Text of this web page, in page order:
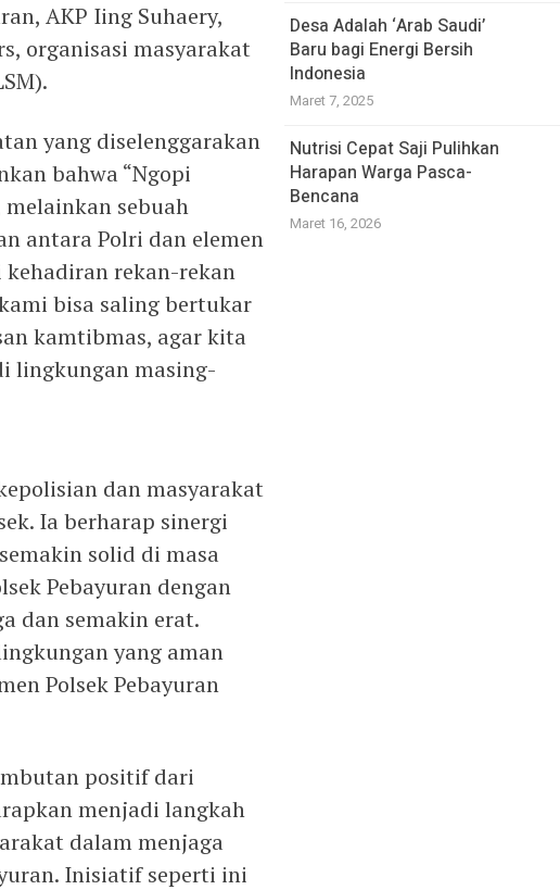
AKP Iing Suhaery,
organisasi masyarakat
yang diselenggarakan
bahwa “Ngopi
sebuah
antara Polri dan elemen
kehadiran rekan-rekan
bisa saling bertukar
kamtibmas, agar kita
lingkungan masing-
dan masyarakat
Ia berharap sinergi
solid di masa
Pebayuran dengan
dan semakin erat.
yang aman
Polsek Pebayuran
positif dari
menjadi langkah
dalam menjaga
Inisiatif seperti ini
Desa Adalah ‘Arab Saudi’
Baru bagi Energi Bersih
Indonesia
Maret 7, 2025
Nutrisi Cepat Saji Pulihkan
Harapan Warga Pasca-
Bencana
Maret 16, 2026